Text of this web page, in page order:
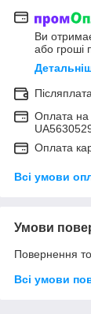
Ви
або гроші
Післяплата
Оплата на
Оплата
Всі умови
Умови
Повернення
Всі умови